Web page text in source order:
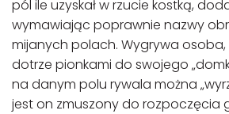
pól ile uzyskał w rzucie kostką,
wymawiając poprawnie nazwy
mijanych polach. Wygrywa osoba,
dotrze pionkami do swojego
na danym polu rywala można
jest on zmuszony do rozpoczęcia